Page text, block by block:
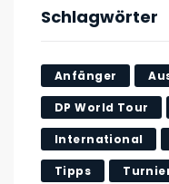
Schlagwörter
Anfänger
DP World Tour
International
Tipps